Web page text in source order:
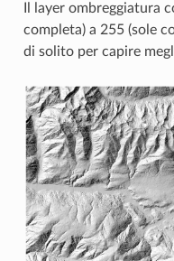
Il layer ombreggiatura
completa) a 255 (sole
di solito per capire